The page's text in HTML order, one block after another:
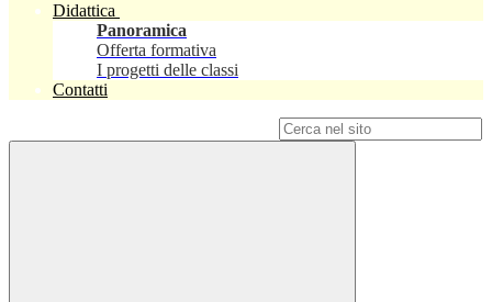
Didattica
Panoramica
Offerta formativa
I progetti delle classi
Contatti